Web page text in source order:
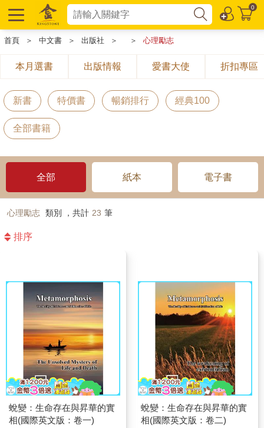
0
首頁 ＞ 中文書 ＞ 出版社 ＞ ＞ 心理勵志
本月選書 出版情報 愛書大使 折扣專區
新書 特價書 暢銷排行 經典100
全部書籍
全部 紙本 電子書
心理勵志 類別 ，共計 23 筆
排序
蛻變：生命存在與昇華的實
相(國際英文版：卷一)
蛻變：生命存在與昇華的實
相(國際英文版：卷二)